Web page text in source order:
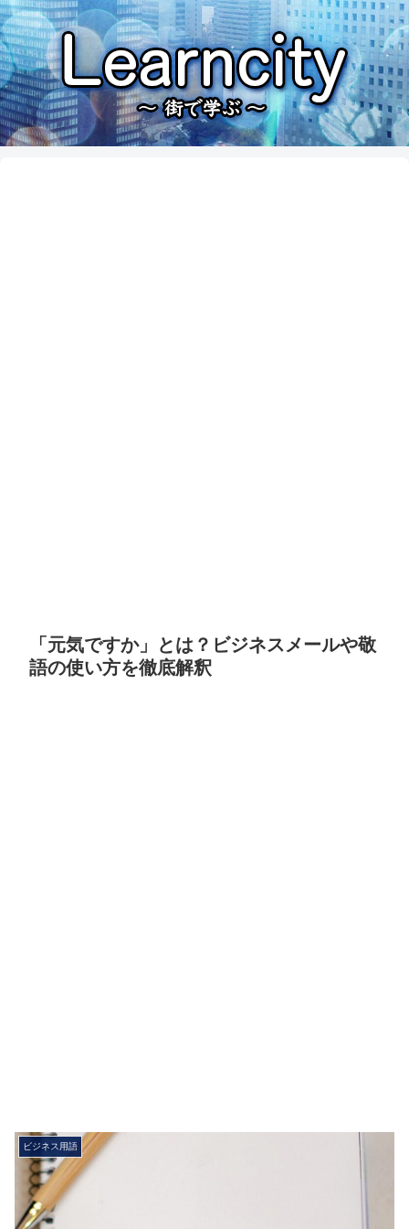
「元気ですか」とは？ビジネスメールや敬
語の使い方を徹底解釈
ビジネス用語